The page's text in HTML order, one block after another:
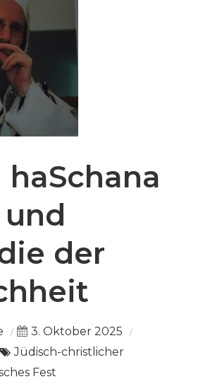
haSchana
und
der
3. Oktober 2025
Jüdisch-christlicher
Fest